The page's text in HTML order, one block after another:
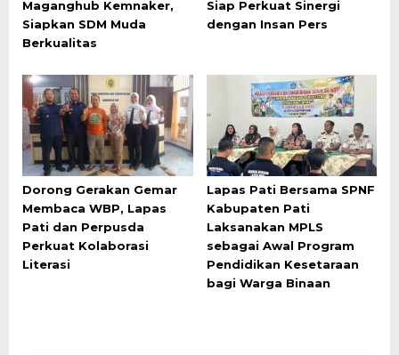
Maganghub Kemnaker,
Siapkan SDM Muda
Berkualitas
Siap Perkuat Sinergi
dengan Insan Pers
Dorong Gerakan Gemar
Membaca WBP, Lapas
Pati dan Perpusda
Perkuat Kolaborasi
Literasi
Lapas Pati Bersama SPNF
Kabupaten Pati
Laksanakan MPLS
sebagai Awal Program
Pendidikan Kesetaraan
bagi Warga Binaan